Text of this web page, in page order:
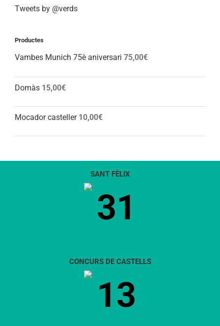
Tweets by @verds
Productes
Vambes Munich 75è aniversari 75,00€
Domàs 15,00€
Mocador casteller 10,00€
SANT FÈLIX
31
CONCURS DE CASTELLS
13